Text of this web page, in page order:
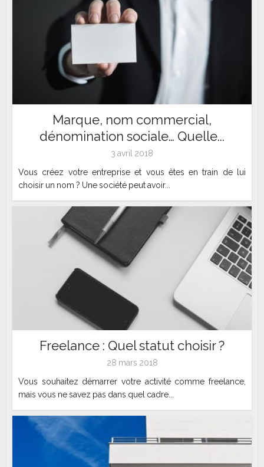
Marque, nom commercial,
dénomination sociale… Quelle...
3 avril 2018
Vous créez votre entreprise et vous êtes en train de lui
choisir un nom ? Une société peut avoir...
Freelance : Quel statut choisir ?
28 mars 2018
Vous souhaitez démarrer votre activité comme freelance,
mais vous ne savez pas dans quel cadre...